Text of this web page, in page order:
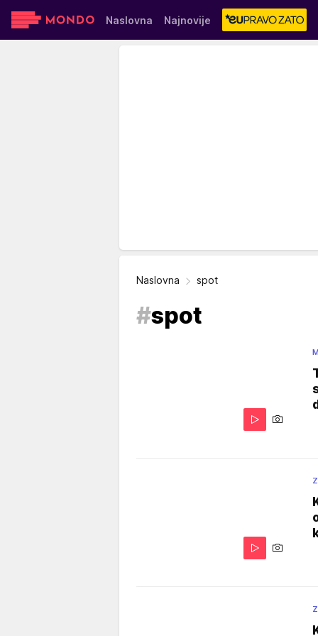
Naslovna Najnovije
Naslovna spot
#spot